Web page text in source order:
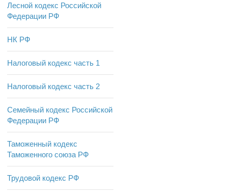
Лесной кодекс Российской
Федерации РФ
НК РФ
Налоговый кодекс часть 1
Налоговый кодекс часть 2
Семейный кодекс Российской
Федерации РФ
Таможенный кодекс
Таможенного союза РФ
Трудовой кодекс РФ